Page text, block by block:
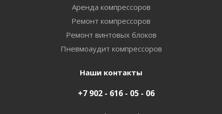
Аренда компрессоров
Ремонт компрессоров
Ремонт винтовых блоков
Пневмоаудит компрессоров
Наши контакты
+7 902 - 616 - 05 - 06